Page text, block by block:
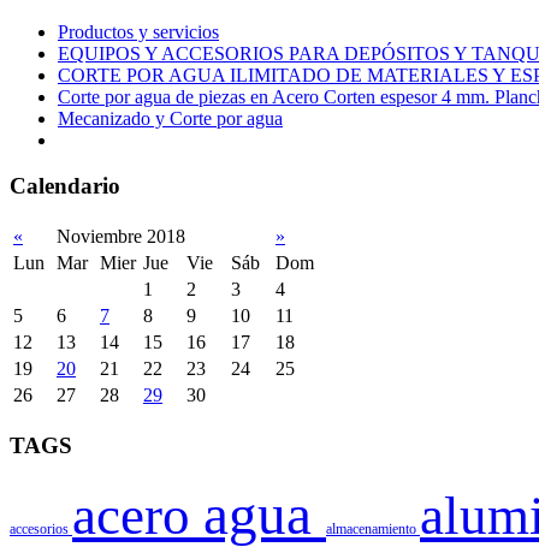
Productos y servicios
EQUIPOS Y ACCESORIOS PARA DEPÓSITOS Y
CORTE POR AGUA ILIMITADO DE MATERIALES Y
Corte por agua de piezas en Acero Corten espesor 4 mm.
Mecanizado y Corte por agua
Calendario
« Noviembre 2018
»
Lun
Mar Mier Jue Vie Sáb
Dom
1
2 3
4
5
6 7 8 9 10
11
12
13 14 15 16 17
18
19
20 21 22 23 24
25
26
27 28 29 30
TAGS
accesorios acero agua almacenamiento